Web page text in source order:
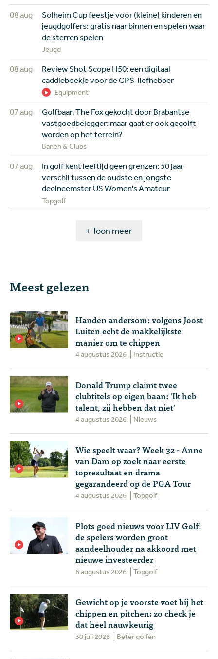
08 aug
Solheim Cup feestje voor (kleine) kinderen en
jeugdgolfers: gratis naar binnen en spelen waar
de sterren spelen
Jeugd
08 aug
Review Shot Scope H50: een digitaal
caddieboekje voor de GPS-liefhebber
Equipment
07 aug
Golfbaan The Fox gekocht door Brabantse
vastgoedbelegger: maar gaat er ook gegolft
worden op het terrein?
Banen & Clubs
07 aug
In golf kent leeftijd geen grenzen: 50 jaar
verschil tussen de oudste en jongste
deelneemster US Women's Amateur
Topgolf
+ Toon meer
Meest gelezen
Handen andersom: volgens Joost
Luiten echt de makkelijkste
manier om te chippen
4 augustus 2026 Instructie
Donald Trump claimt twee
clubtitels op eigen baan: 'Ik heb
talent, zij hebben dat niet'
4 augustus 2026 Nieuws
Wie speelt waar? Week 32 - Anne
van Dam op zoek naar eerste
topresultaat en drama
gegarandeerd op de PGA Tour
4 augustus 2026 Topgolf
Plots goed nieuws voor LIV Golf:
de spelers worden groot
aandeelhouder na akkoord met
nieuwe investeerder
6 augustus 2026 Topgolf
Gewicht op je voorste voet bij het
chippen en pitchen: zo check je
dat heel nauwkeurig
30 juli 2026 Beter golfen